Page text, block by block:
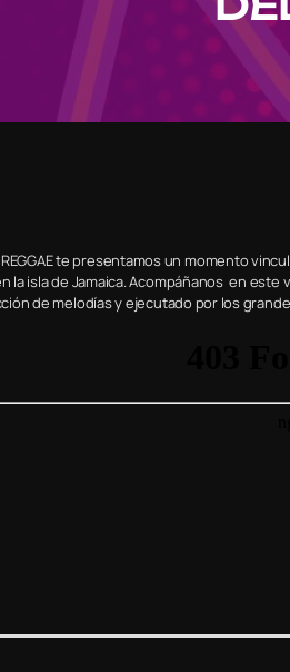
REGGAE te presentamos un momento
la isla de Jamaica. Acompáñanos en
de melodías y ejecutado por los